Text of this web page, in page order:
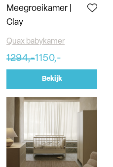
Meegroeikamer |
Clay
Quax babykamer
1294,-1150,-
Bekijk